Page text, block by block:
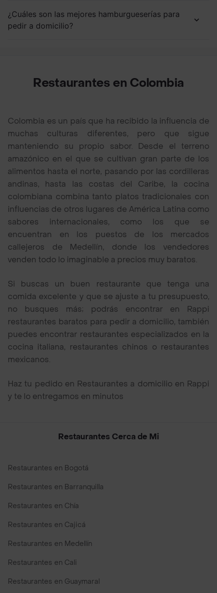
¿Cuáles son las mejores hamburgueserías para
pedir a domicilio?
Restaurantes en Colombia
Colombia es un país que ha recibido la influencia de
muchas culturas diferentes, pero que sigue
manteniendo su propio sabor. Desde el terreno
amazónico en el que se cultivan gran parte de los
alimentos hasta el norte, pasando por las cordilleras
andinas, hasta las costas del Caribe, la cocina
colombiana combina tanto platos tradicionales con
influencias de otros lugares de América Latina como
sabores internacionales, como los que se
encuentran en los puestos de los mercados
callejeros de Medellín, donde los vendedores
venden todo lo imaginable a precios muy baratos.
Si buscas un buen restaurante que tenga una
comida excelente y que se ajuste a tu presupuesto,
no busques más; podrás encontrar en Rappi
restaurantes baratos para pedir a domicilio, también
puedes encontrar restaurantes especializados en la
cocina italiana, restaurantes chinos o restaurantes
mexicanos.
Haz tu pedido en Restaurantes a domicilio en Rappi
y te lo entregamos en minutos
Restaurantes Cerca de Mi
Restaurantes en Bogotá
Restaurantes en Barranquilla
Restaurantes en Chía
Restaurantes en Cajicá
Restaurantes en Medellín
Restaurantes en Cali
Restaurantes en Guaymaral